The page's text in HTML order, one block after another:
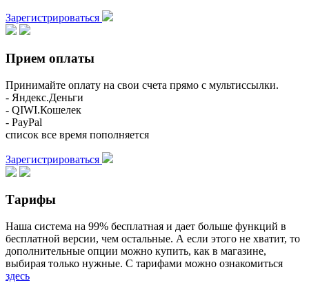
Зарегистрироваться
Прием оплаты
Принимайте оплату на свои счета прямо с мультиссылки.
- Яндекс.Деньги
- QIWI.Кошелек
- PayPal
список все время пополняется
Зарегистрироваться
Тарифы
Наша система на 99% бесплатная и дает больше функций в
бесплатной версии, чем остальные. А если этого не хватит, то
дополнительные опции можно купить, как в магазине,
выбирая только нужные. С тарифами можно ознакомиться
здесь